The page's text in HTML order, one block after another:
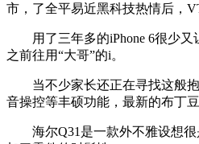
市，了全平易近黑科技热情后，
用了三年多的iPhone 6很少又
之前往用“大哥”的i。
当不少家长还正在寻找这般抱
音操控等丰硕功能，最新的布丁
海尔Q31是一款外不雅设想很